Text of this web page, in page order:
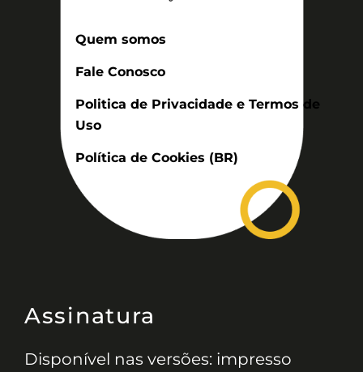
Quem somos
Fale Conosco
Politica de Privacidade e Termos de
Uso
Política de Cookies (BR)
Assinatura
Disponível nas versões: impresso